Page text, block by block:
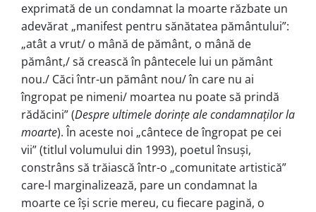
exprimată de un condamnat la moarte răzbate un
adevărat „manifest pentru sănătatea pământului”:
„atât a vrut/ o mână de pământ, o mână de
pământ,/ să crească în pântecele lui un pământ
nou./ Căci într-un pământ nou/ în care nu ai
îngropat pe nimeni/ moartea nu poate să prindă
rădăcini” (Despre ultimele dorințe ale condamnaților la
moarte). În aceste noi „cântece de îngropat pe cei
vii” (titlul volumului din 1993), poetul însuși,
constrâns să trăiască într-o „comunitate artistică”
care-l marginalizează, pare un condamnat la
moarte ce își scrie mereu, cu fiecare pagină, o